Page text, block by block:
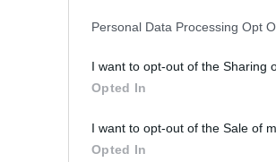
Personal Data Processing Opt
I want to opt-out of the Sharing
Opted In
I want to opt-out of the Sale of
Opted In